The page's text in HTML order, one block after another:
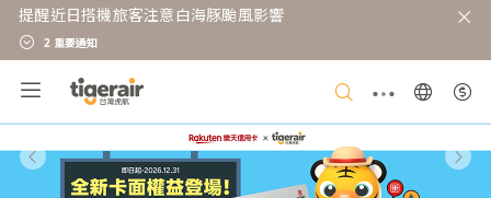
2 重要通知
提醒近日搭機旅客注意白海豚颱風影響